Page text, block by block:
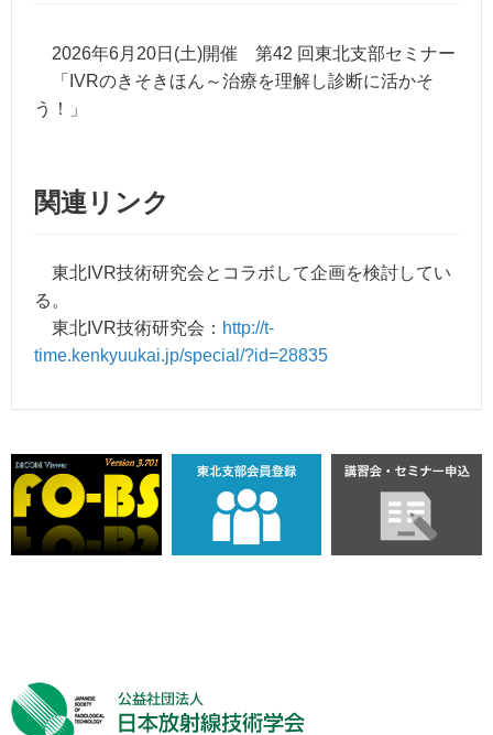
2026年6月20日(土)開催 第42 回東北支部セミナー
「IVRのきそきほん～治療を理解し診断に活かそ
う！」
関連リンク
東北IVR技術研究会とコラボして企画を検討してい
る。
東北IVR技術研究会： http://t-
time.kenkyuukai.jp/special/?id=28835